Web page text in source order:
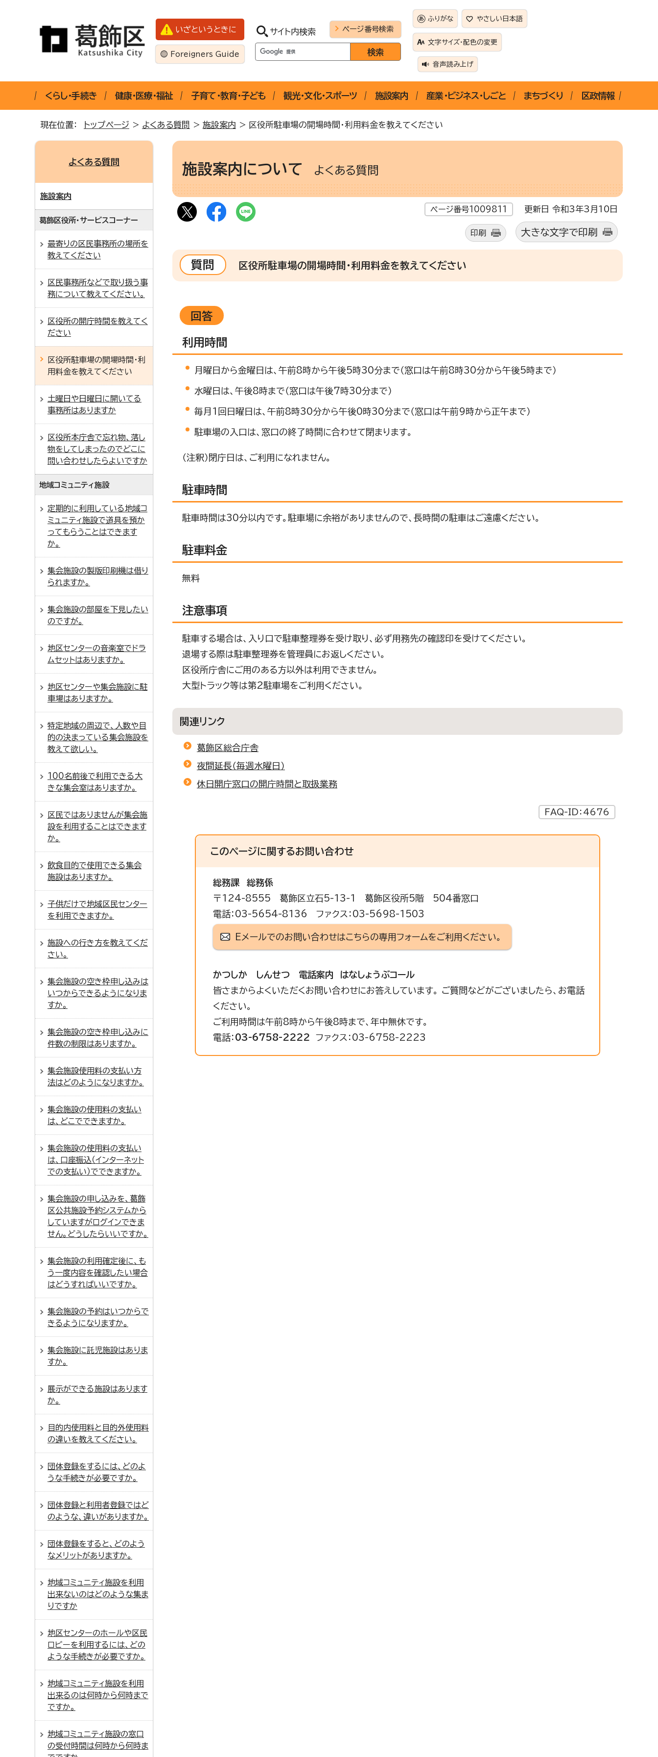
いざというときに
Foreigners Guide
サイト内検索 ページ番号検索
ふりがな やさしい日本語
文字サイズ・配色の変更
音声読み上げ
くらし・手続き 健康・医療・福祉 子育て・教育・子ども 観光・文化・スポーツ 施設案内 産業・ビジネス・しごと まちづくり 区政情報
現在位置： トップページ > よくある質問 > 施設案内 > 区役所駐車場の開場時間・利用料金を教えてください
施設案内について よくある質問
ページ番号1009811 更新日 令和3年3月10日
印刷 大きな文字で印刷
質問 区役所駐車場の開場時間・利用料金を教えてください
回答
利用時間
月曜日から金曜日は、午前8時から午後5時30分まで（窓口は午前8時30分から午後5時まで）
水曜日は、午後8時まで（窓口は午後7時30分まで）
毎月1回日曜日は、午前8時30分から午後0時30分まで（窓口は午前9時から正午まで）
駐車場の入口は、窓口の終了時間に合わせて閉まります。
（注釈）閉庁日は、ご利用になれません。
駐車時間
駐車時間は30分以内です。駐車場に余裕がありませんので、長時間の駐車はご遠慮ください。
駐車料金
無料
注意事項
駐車する場合は、入り口で駐車整理券を受け取り、必ず用務先の確認印を受けてください。
退場する際は駐車整理券を管理員にお返しください。
区役所庁舎にご用のある方以外は利用できません。
大型トラック等は第2駐車場をご利用ください。
関連リンク
葛飾区総合庁舎
夜間延長（毎週水曜日）
休日開庁窓口の開庁時間と取扱業務
FAQ-ID：4676
このページに関するお問い合わせ
総務課
総務係
〒124-8555 葛飾区立石5-13-1 葛飾区役所5階 504番窓口
電話：03-5654-8136 ファクス：03-5698-1503
Eメールでのお問い合わせはこちらの専用フォームをご利用ください。
かつしか しんせつ 電話案内 はなしょうぶコール
皆さまからよくいただくお問い合わせにお答えしています。 ご質問などがございましたら、お電話
ください。
ご利用時間は午前8時から午後8時まで、年中無休です。
電話： 03-6758-2222 ファクス：03-6758-2223
よくある質問
施設案内
葛飾区役所・サービスコーナー
最寄りの区民事務所の場所を
教えてください
区民事務所などで取り扱う事
務について教えてください。
区役所の開庁時間を教えてく
ださい
区役所駐車場の開場時間・利
用料金を教えてください
土曜日や日曜日に開いてる
事務所はありますか
区役所本庁舎で忘れ物、落し
物をしてしまったのでどこに
問い合わせしたらよいですか
地域コミュニティ施設
定期的に利用している地域コ
ミュニティ施設で道具を預か
ってもらうことはできます
か。
集会施設の製版印刷機は借り
られますか。
集会施設の部屋を下見したい
のですが。
地区センターの音楽室でドラ
ムセットはありますか。
地区センターや集会施設に駐
車場はありますか。
特定地域の周辺で、人数や目
的の決まっている集会施設を
教えて欲しい。
100名前後で利用できる大
きな集会室はありますか。
区民ではありませんが集会施
設を利用することはできます
か。
飲食目的で使用できる集会
施設はありますか。
子供だけで地域区民センター
を利用できますか。
施設への行き方を教えてくだ
さい。
集会施設の空き枠申し込みは
いつからできるようになりま
すか。
集会施設の空き枠申し込みに
件数の制限はありますか。
集会施設使用料の支払い方
法はどのようになりますか。
集会施設の使用料の支払い
は、どこでできますか。
集会施設の使用料の支払い
は、口座振込（インターネット
での支払い）でできますか。
集会施設の申し込みを、葛飾
区公共施設予約システムから
していますがログインできま
せん。どうしたらいいですか。
集会施設の利用確定後に、も
う一度内容を確認したい場合
はどうすればいいですか。
集会施設の予約はいつからで
きるようになりますか。
集会施設に託児施設はありま
すか。
展示ができる施設はあります
か。
目的内使用料と目的外使用料
の違いを教えてください。
団体登録をするには、どのよ
うな手続きが必要ですか。
団体登録と利用者登録ではど
のような、違いがありますか。
団体登録をすると、どのよう
なメリットがありますか。
地域コミュニティ施設を利用
出来ないのはどのような集ま
りですか
地区センターのホールや区民
ロビーを利用するには、どの
ような手続きが必要ですか。
地域コミュニティ施設を利用
出来るのは何時から何時まで
ですか。
地域コミュニティ施設の窓口
の受付時間は何時から何時ま